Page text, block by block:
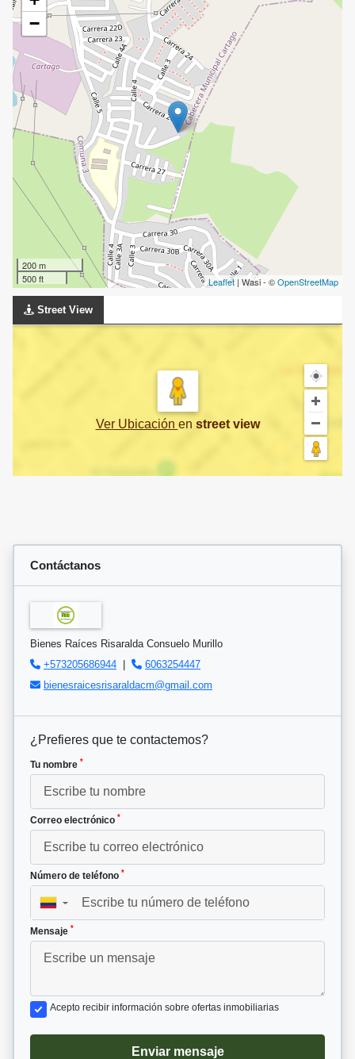
−
200 m
500 ft
Leaflet | Wasi - ©OpenStreetMap
Street View
Ver Ubicación en street view
Contáctanos
Bienes Raíces Risaralda Consuelo Murillo
+573205686944 |
6063254447
bienesraicesrisaraldacm@gmail.com
¿Prefieres que te contactemos?
Tu nombre *
Correo electrónico *
Número de teléfono *
▼
Mensaje *
Acepto recibir información sobre ofertas inmobiliarias
Enviar mensaje